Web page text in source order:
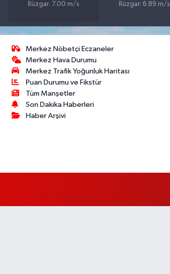
Rüzgar: 7.00 m/s
Rüzgar: 6.89 m/s
Merkez Nöbetçi Eczaneler
Merkez Hava Durumu
Merkez Trafik Yoğunluk Haritası
Puan Durumu ve Fikstür
Tüm Manşetler
Son Dakika Haberleri
Haber Arşivi